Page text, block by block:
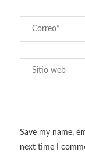
Save my name,
next time I